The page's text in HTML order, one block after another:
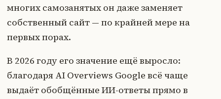
многих самозанятых он даже заменяет
собственный сайт — по крайней мере на
первых порах.
В 2026 году его значение ещё выросло:
благодаря AI Overviews Google всё чаще
выдаёт обобщённые ИИ-ответы прямо в